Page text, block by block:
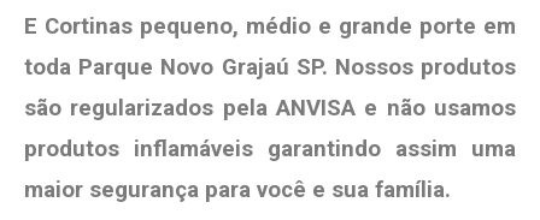
E Cortinas pequeno, médio e grande porte em
toda Parque Novo Grajaú SP. Nossos produtos
são regularizados pela ANVISA e não usamos
produtos inflamáveis garantindo assim uma
maior segurança para você e sua família.